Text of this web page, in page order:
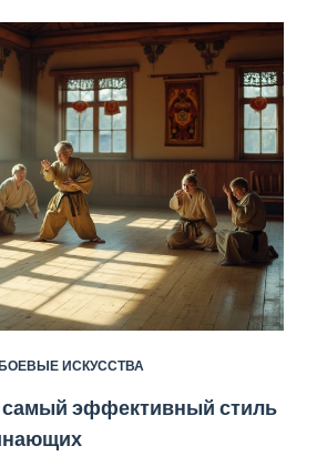
ИСКУССТВА
самый эффективный стиль